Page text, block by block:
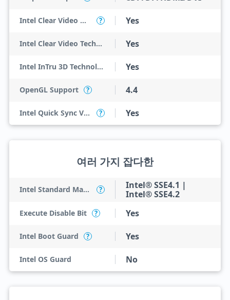
Intel Clear Video HD Technology ? Yes
Intel Clear Video Technology Yes
Intel InTru 3D Technology Yes
OpenGL Support ? 4.4
Intel Quick Sync Video ? Yes
여러 가지 잡다한
Intel Standard Manageability (ISM) ?
Intel® SSE4.1 |
Intel® SSE4.2
Execute Disable Bit ? Yes
Intel Boot Guard ? Yes
Intel OS Guard No